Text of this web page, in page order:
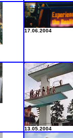
17.06.2004
13.05.2004